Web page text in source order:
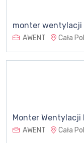
monter wentylacji
AWENT Cała
Monter Wentylacji
AWENT Cała